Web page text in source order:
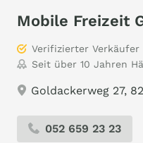
Mobile Freizeit
Verifizierter Verkäufer
Seit über 10 Jahren
Goldackerweg 27,
052 659 23 23